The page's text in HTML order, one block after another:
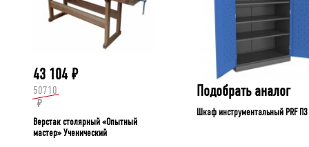
43 104 ₽
50710
₽
Верстак столярный «Опытный
мастер» Ученический
Подобрать аналог
Шкаф инструментальный PRF П3